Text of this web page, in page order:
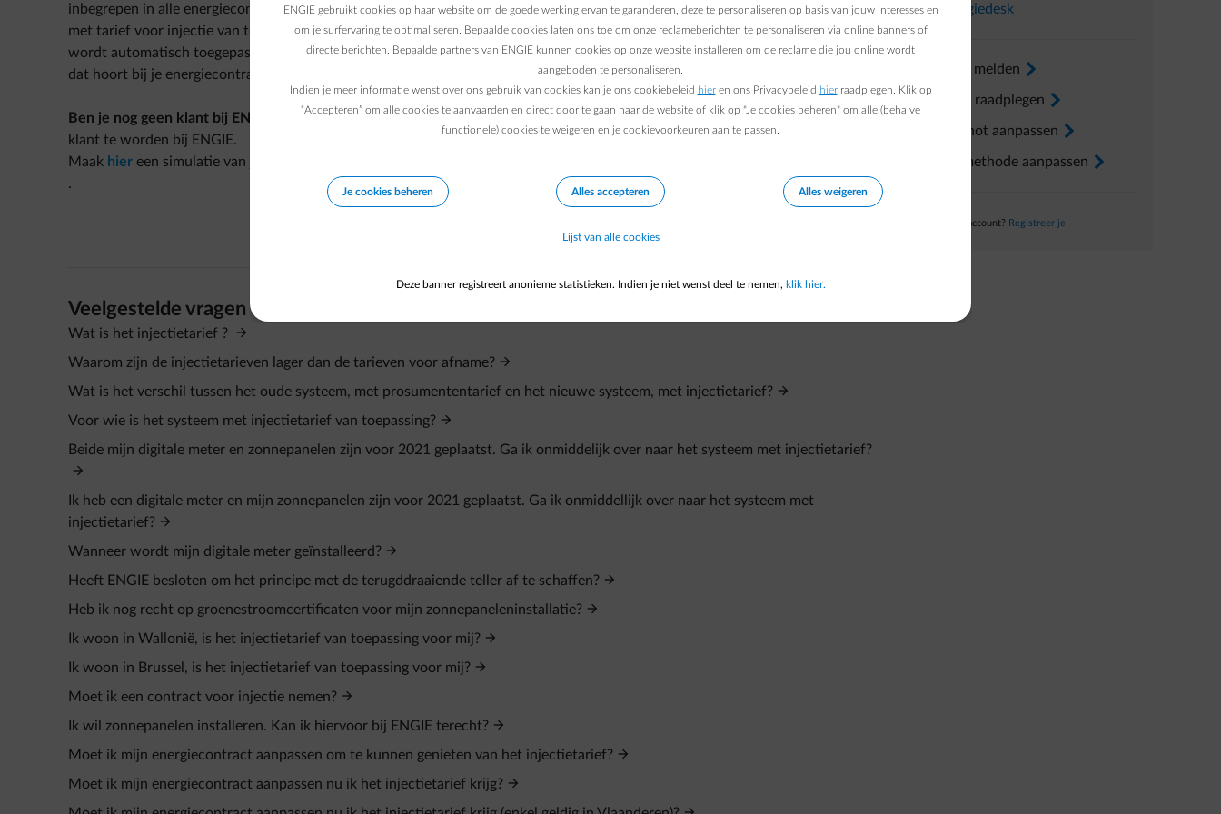
inbegrepen in alle energiecontracten. Zónder extra kosten. Zodra je distributienetbheeerder ons laat weten dat het systeem
met tarief voor injectie van toepassing is voor jou, sturen we je alle informatie over je injectiecontract. Je tarief voor injectie
wordt automatisch toegepast als je het injectiecontract hebt aanvaard. Als je nu al meer informatie wil over het injectietarief
dat hoort bij je energiecontract, kan je
onze tarieven voor injectie alvast bekijken.
Ben je nog geen klant bij ENGIE?
Ook jij kan uiteraard genieten van onze aantrekkelijke voorwaarden voor je injectie door
klant te worden bij ENGIE.
Maak hier een simulatie van je contract.
.
Veelgestelde vragen
Wat is het injectietarief ?
Waarom zijn de injectietarieven lager dan de tarieven voor afname?
Wat is het verschil tussen het oude systeem, met prosumententarief en het nieuwe systeem, met injectietarief?
Voor wie is het systeem met injectietarief van toepassing?
Beide mijn digitale meter en zonnepanelen zijn voor 2021 geplaatst. Ga ik onmiddelijk over naar het systeem met injectietarief?
Ik heb een digitale meter en mijn zonnepanelen zijn voor 2021 geplaatst. Ga ik onmiddellijk over naar het systeem met
injectietarief?
Wanneer wordt mijn digitale meter geïnstalleerd?
Heeft ENGIE besloten om het principe met de terugddraaiende teller af te schaffen?
Heb ik nog recht op groenestroomcertificaten voor mijn zonnepaneleninstallatie?
Ik woon in Wallonië, is het injectietarief van toepassing voor mij?
Ik woon in Brussel, is het injectietarief van toepassing voor mij?
Moet ik een contract voor injectie nemen?
Ik wil zonnepanelen installeren. Kan ik hiervoor bij ENGIE terecht?
Moet ik mijn energiecontract aanpassen om te kunnen genieten van het injectietarief?
Moet ik mijn energiecontract aanpassen nu ik het injectietarief krijg?
InEnergiedesk
Verhuis melden arrow-right
Factuur raadplegen arrow-right
Voorschot aanpassen arrow-right
Betaalmethode aanpassen arrow-right
Nog geen account? Registreer je
ENGIE gebruikt cookies op haar website om de goede werking ervan te garanderen, deze te personaliseren op basis van jouw interesses en
om je surfervaring te optimaliseren. Bepaalde cookies laten ons toe om onze reclameberichten te personaliseren via online banners of
directe berichten. Bepaalde partners van ENGIE kunnen cookies op onze website installeren om de reclame die jou online wordt
aangeboden te personaliseren.
Indien je meer informatie wenst over ons gebruik van cookies kan je ons cookiebeleid hieren ons Privacybeleid hierraadplegen. Klik op
“Accepteren” om alle cookies te aanvaarden en direct door te gaan naar de website of klik op "Je cookies beheren" om alle (behalve
functionele) cookies te weigeren en je cookievoorkeuren aan te passen.
Je cookies beheren Alles accepteren Alles weigeren
Lijst van alle cookies
Deze banner registreert anonieme statistieken. Indien je niet wenst deel te nemen, klik hier.